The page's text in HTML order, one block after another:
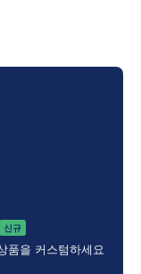
신규
품을 커스텀하세요